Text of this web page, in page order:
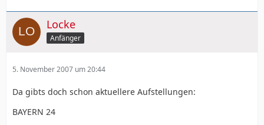
Locke
Anfänger
5. November 2007 um 20:44
Da gibts doch schon aktuellere Aufstellungen:
BAYERN 24